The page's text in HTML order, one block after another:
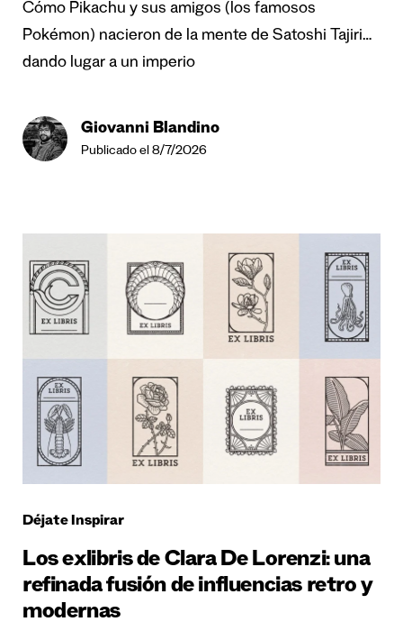
Cómo Pikachu y sus amigos (los famosos
Pokémon) nacieron de la mente de Satoshi Tajiri…
dando lugar a un imperio
Giovanni Blandino
Publicado el 8/7/2026
Déjate Inspirar
Los exlibris de Clara De Lorenzi: una
refinada fusión de influencias retro y
modernas